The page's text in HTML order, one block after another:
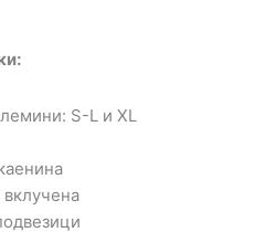
S-L и XL
вклучена